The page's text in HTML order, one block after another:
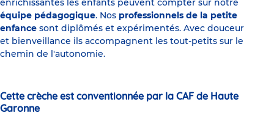
enrichissantes les enfants peuvent compter sur notre
équipe pédagogique. Nos professionnels de la petite
enfance sont diplômés et expérimentés. Avec douceur
et bienveillance ils accompagnent les tout-petits sur le
chemin de l'autonomie.
Cette crèche est conventionnée par la CAF de Haute
Garonne